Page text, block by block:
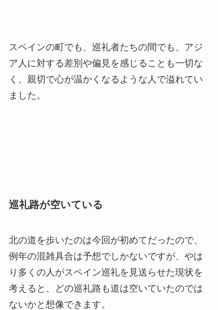
スペインの町でも、巡礼者たちの間でも、アジ
ア人に対する差別や偏見を感じることも一切な
く、親切で心が温かくなるような人で溢れてい
ました。
巡礼路が空いている
北の道を歩いたのは今回が初めてだったので、
例年の混雑具合は予想でしかないですが、やは
り多くの人がスペイン巡礼を見送らせた現状を
考えると、どの巡礼路も道は空いていたのでは
ないかと想像できます。